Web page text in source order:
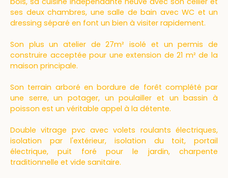
ses deux chambres, une salle de bain avec WC et un
dressing séparé en font un bien à visiter rapidement.
Son plus un atelier de 27m² isolé et un permis de
construire acceptée pour une extension de 21 m² de la
maison principale.
Son terrain arboré en bordure de forêt complété par
une serre, un potager, un poulailler et un bassin à
poisson est un véritable appel à la détente.
Double vitrage pvc avec volets roulants électriques,
isolation par l'extérieur, isolation du toit, portail
électrique, puit foré pour le jardin, charpente
traditionnelle et vide sanitaire.